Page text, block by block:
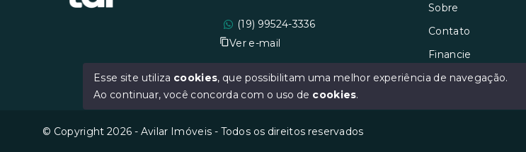
(19) 99524-3336
Ver e-mail
Sobre
Contato
Financie
Negocie seu Imóvel
© Copyright 2026 - Avilar Imóveis - Todos os direitos reservados
Esse site utiliza cookies, que possibilitam uma melhor experiência de navegação.
Ao continuar, você concorda com o uso de cookies.